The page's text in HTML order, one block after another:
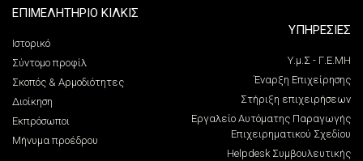
ΕΠΙΜΕΛΗΤΗΡΙΟ ΚΙΛΚΙΣ
Ιστορικό
Σύντομο προφίλ
Σκοπός & Αρμοδιότητες
Διοίκηση
Εκπρόσωποι
Μήνυμα προέδρου
ΥΠΗΡΕΣΙΕΣ
Υ.μ.Σ - Γ.Ε.ΜΗ
Έναρξη Επιχείρησης
Στήριξη επιχειρήσεων
Εργαλείο Αυτόματης Παραγωγής
Επιχειρηματικού Σχεδίου
Helpdesk Συμβουλευτικής